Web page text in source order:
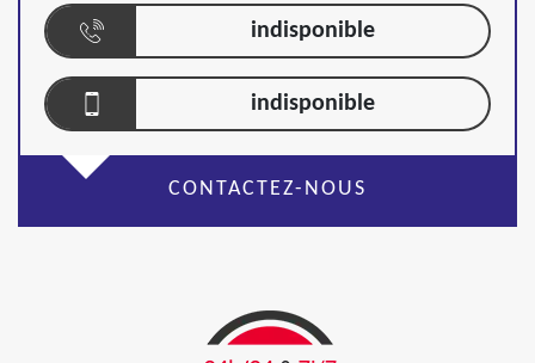
indisponible
indisponible
CONTACTEZ-NOUS